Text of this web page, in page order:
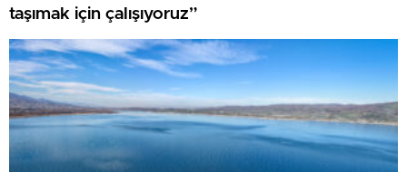
taşımak için çalışıyoruz”